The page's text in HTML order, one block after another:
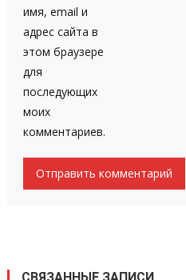
имя, email и
адрес сайта в
этом браузере
для
последующих
моих
комментариев.